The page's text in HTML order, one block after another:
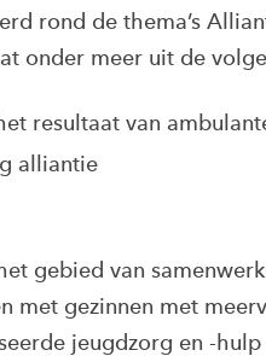
rond de thema’s
onder meer uit de
resultaat van
alliantie
gebied van
met gezinnen met
jeugdzorg en -